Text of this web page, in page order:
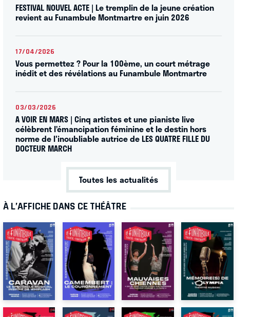
FESTIVAL NOUVEL ACTE | Le tremplin de la jeune création
revient au Funambule Montmartre en juin 2026
17/04/2026
Vous permettez ? Pour la 100ème, un court métrage
inédit et des révélations au Funambule Montmartre
03/03/2026
A VOIR EN MARS | Cinq artistes et une pianiste live
célèbrent l’émancipation féminine et le destin hors
norme de l'inoubliable autrice de LES QUATRE FILLE DU
DOCTEUR MARCH
Toutes les actualités
À L’AFFICHE DANS CE THÉÂTRE